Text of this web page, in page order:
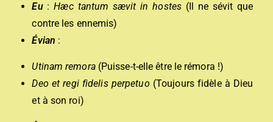
Eu: Hæc tantum sævit in hostes(Il ne sévit que
contre les ennemis)
Évian :
Utinam remora(Puisse-t-elle être le rémora !)
Deo et regi fidelis perpetuo (Toujours fidèle à Dieu
et à son roi)